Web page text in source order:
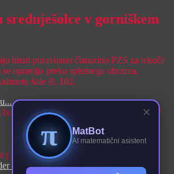
v gorniškem
imati poravnano članarino PZS za tekoče
opravijo preko spletnega obrazca,
šole št. 102.
šli predaleč, lahko zvedo, kako daleč
All rights reserved
Framework
✕
π MatBot
AI matematični asistent